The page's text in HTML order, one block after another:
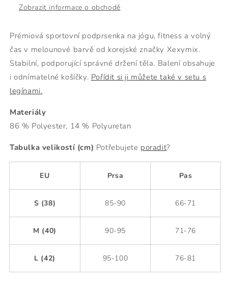
Zobrazit informace o obchodě
Prémiová sportovní podprsenka na jógu, fitness a volný
čas v melounové barvě od korejské značky Xexymix.
Stabilní, podporující správné držení těla. Balení obsahuje
i odnímatelné košíčky. Pořídit si ji můžete také v setu s
legínami.
Materiály
86 % Polyester, 14 % Polyuretan
Tabulka velikostí (cm) Potřebujete poradit?
EU Prsa Pas
S (38) 85-90 66-71
M (40) 90-95 71-76
L (42) 95-100 76-81